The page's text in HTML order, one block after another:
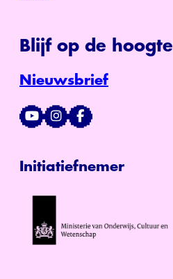
Blijf op de hoogte
Nieuwsbrief
Initiatiefnemer